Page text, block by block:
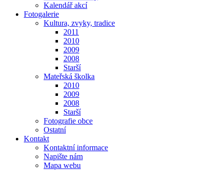
Kalendář akcí
Fotogalerie
Kultura, zvyky, tradice
2011
2010
2009
2008
Starší
Mateřská školka
2010
2009
2008
Starší
Fotografie obce
Ostatní
Kontakt
Kontaktní informace
Napište nám
Mapa webu